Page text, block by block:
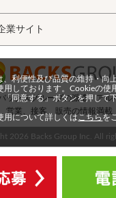
業サイト
ックスグループの派遣・アル
営業、接客、販売の情報満載
2026 Backs Group Inc. All
、利便性及び品質の維持・向
用しております。Cookieの使
「同意する」ボタンを押して
用について詳しくは こちらを